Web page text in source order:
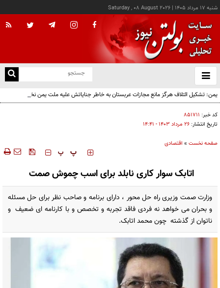
شنبه ۱۷ مرداد ۱۴۰۵ |
Saturday , 08 August 2026
باز
و
یمن: تشکیل ائتلاف هرگز مانع مجازات عربستان به خاطر جنایاتش علیه ملت یمن نخواهد شد
کد خبر: ۸۵۱۷۱۱
تاریخ انتشار: ۲۶ مرداد ۱۴۰۳ - ۱۴:۴۱
صفحه نخست » اقتصادی
‍‍‍ پ پ
اتابک سوار کاری نابلد برای اسب چموش صمت
وزارت صمت وزیری راه حل محور ، دارای برنامه و صاحب نظر برای حل مسئله
و بحران می خواهد نه فردی فاقد تجربه و تخصص و با کارنامه ای ضعیف و
ناتوان از گذشته چون محمد اتابک.